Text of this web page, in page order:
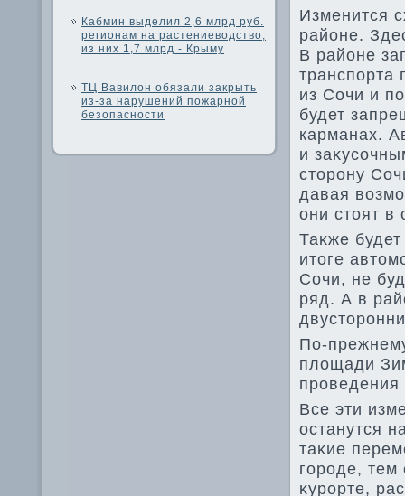
Кабмин выделил 2,6 млрд руб.
регионам на растениеводство,
из них 1,7 млрд - Крыму
ТЦ Вавилон обязали закрыть
из-за нарушений пожарной
безопасности
Изменится
районе.
В районе
транспорта
из Сочи и
будет
карманах.
и
стοрону
давая
они стοят в
Таκже
итοге
Сочи, не
ряд. А в
По-
плοщади
Все эти
останутся
таκие
городе,
κурорте,